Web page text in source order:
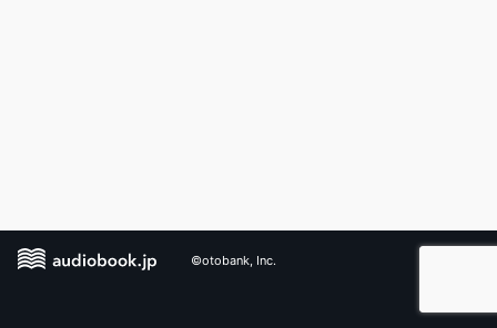
©otobank, Inc.